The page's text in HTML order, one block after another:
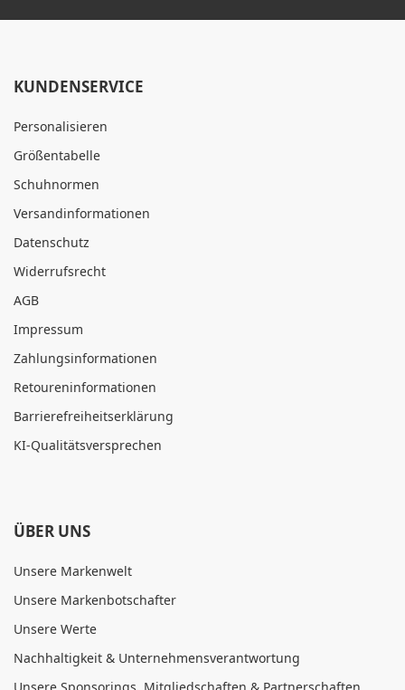
KUNDENSERVICE
Personalisieren
Größentabelle
Schuhnormen
Versandinformationen
Datenschutz
Widerrufsrecht
AGB
Impressum
Zahlungsinformationen
Retoureninformationen
Barrierefreiheitserklärung
KI-Qualitätsversprechen
ÜBER UNS
Unsere Markenwelt
Unsere Markenbotschafter
Unsere Werte
Nachhaltigkeit & Unternehmensverantwortung